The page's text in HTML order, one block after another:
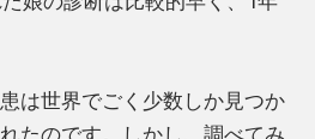
は世界でごく少数しか見つか